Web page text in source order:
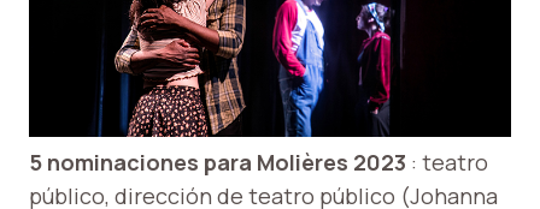
5 nominaciones para Molières 2023 : teatro
público, dirección de teatro público (Johanna